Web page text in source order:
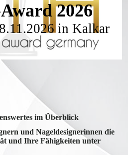
2026
in Kalkar
im Überblick
und Nageldesignerinnen die
und Ihre Fähigkeiten unter